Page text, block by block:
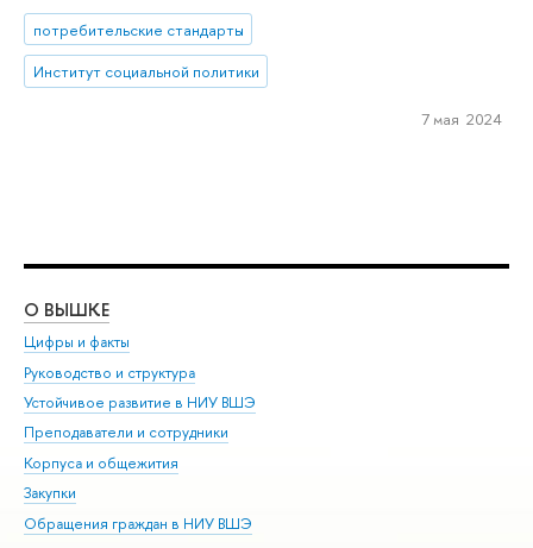
потребительские стандарты
Институт социальной политики
7 мая 2024
О ВЫШКЕ
Цифры и факты
Руководство и структура
Устойчивое развитие в НИУ ВШЭ
Преподаватели и сотрудники
Корпуса и общежития
Закупки
Обращения граждан в НИУ ВШЭ